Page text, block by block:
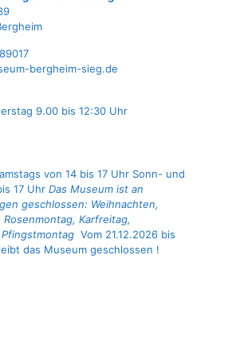
bergheim-sieg.de
9.00 bis 12:30 Uhr
von 14 bis 17 Uhr Sonn- und
17 Uhr Das Museum ist an
geschlossen: Weihnachten,
Karfreitag,
Vom 21.12.2026 bis
das Museum geschlossen !